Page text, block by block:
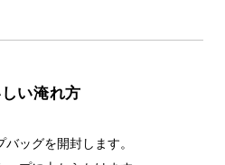
い淹れ方
ッグを開封します。